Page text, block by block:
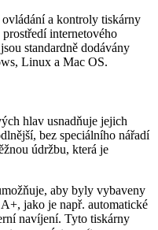
a kontroly tiskárny
internetového
standardně dodávány
Linux a Mac OS.
hlav usnadňuje jejich
bez speciálního nářadí
údržbu, která je
aby byly vybaveny
jako je např. automatické
navíjení. Tyto tiskárny